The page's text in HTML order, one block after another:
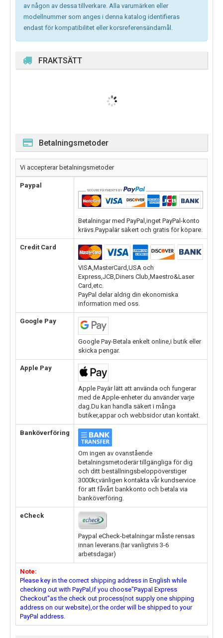
av någon av dessa tillverkare. Alla varumärken eller
modellnummer som anges i denna katalog identifieras
endast för kompatibilitet eller korsreferensändamål.
FRAKTSÄTT
Betalningsmetoder
Vi accepterar betalningsmetoder
Paypal
Betalningar med PayPal,inget PayPal-konto
krävs.Paypalär säkert och gratis för köpare.
Credit Card
VISA,MasterCard,USA och
Express,JCB,Diners Club,Maestro&Laser
Card,etc.
PayPal delar aldrig din ekonomiska
information med oss.
Google Pay
Google Pay-Betala enkelt online,i butik eller
skicka pengar.
Apple Pay
Apple Payär lätt att använda och fungerar
med de Apple-enheter du använder varje
dag.Du kan handla säkert i många
butiker,appar och webbsidor utan kontakt.
Banköverföring
Om ingen av ovanstående
betalningsmetoderär tillgängliga för dig
och ditt beställningsbeloppöverstiger
3000kr,vänligen kontakta vår kundservice
för att fåvårt bankkonto och betala via
banköverföring.
eCheck
Paypal eCheck-betalningar måste rensas
innan leverans.(tar vanligtvis 3-6
arbetsdagar)
Note:
Please key in the correct shipping address in English while
checking out with PayPal,if you choose"Paypal Express
Checkout"as the check out process(not supply one shipping
address on our website),or the order will be shipped to your
PayPal address.